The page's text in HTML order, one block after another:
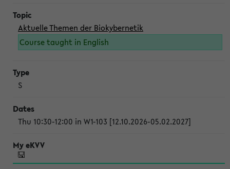
Aktuelle Themen der Biokybernetik
Course taught in English
S
Thu 10:30-12:00 in W1-103 [12.10.2026-05.02.2027]